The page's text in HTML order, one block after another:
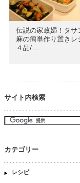
伝説の家政婦！タサ
麻の簡単作り置きレ
４品/…
サイト内検索
カテゴリー
レシピ